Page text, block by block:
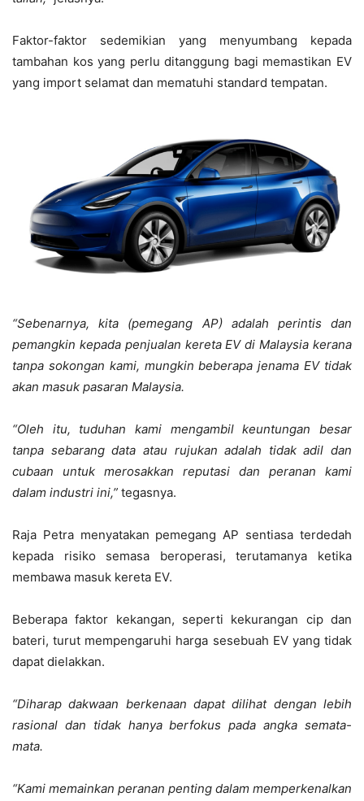
Faktor-faktor sedemikian yang menyumbang kepada
tambahan kos yang perlu ditanggung bagi memastikan EV
yang import selamat dan mematuhi standard tempatan.
“Sebenarnya, kita (pemegang AP) adalah perintis dan
pemangkin kepada penjualan kereta EV di Malaysia kerana
tanpa sokongan kami, mungkin beberapa jenama EV tidak
akan masuk pasaran Malaysia.
“Oleh itu, tuduhan kami mengambil keuntungan besar
tanpa sebarang data atau rujukan adalah tidak adil dan
cubaan untuk merosakkan reputasi dan peranan kami
dalam industri ini,” tegasnya.
Raja Petra menyatakan pemegang AP sentiasa terdedah
kepada risiko semasa beroperasi, terutamanya ketika
membawa masuk kereta EV.
Beberapa faktor kekangan, seperti kekurangan cip dan
bateri, turut mempengaruhi harga sesebuah EV yang tidak
dapat dielakkan.
“Diharap dakwaan berkenaan dapat dilihat dengan lebih
rasional dan tidak hanya berfokus pada angka semata-
mata.
“Kami memainkan peranan penting dalam memperkenalkan